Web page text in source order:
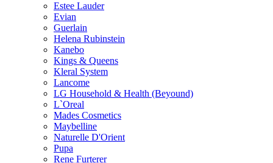
Estee Lauder
Evian
Guerlain
Helena Rubinstein
Kanebo
Kings & Queens
Kleral System
Lancome
LG Household & Health (Beyound)
L`Oreal
Mades Cosmetics
Maybelline
Naturelle D'Orient
Pupa
Rene Furterer